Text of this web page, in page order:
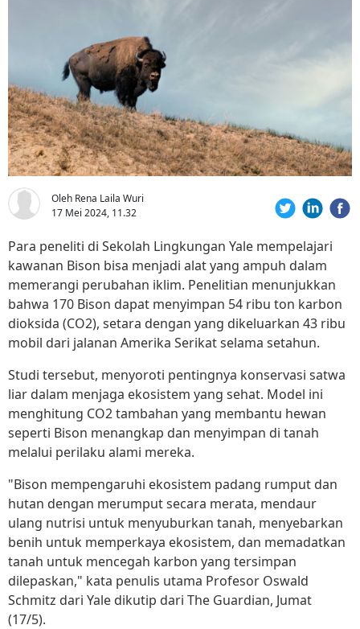
Oleh Rena Laila Wuri
17 Mei 2024, 11.32
Para peneliti di Sekolah Lingkungan Yale mempelajari
kawanan Bison bisa menjadi alat yang ampuh dalam
memerangi perubahan iklim. Penelitian menunjukkan
bahwa 170 Bison dapat menyimpan 54 ribu ton karbon
dioksida (CO2), setara dengan yang dikeluarkan 43 ribu
mobil dari jalanan Amerika Serikat selama setahun.
Studi tersebut, menyoroti pentingnya konservasi satwa
liar dalam menjaga ekosistem yang sehat. Model ini
menghitung CO2 tambahan yang membantu hewan
seperti Bison menangkap dan menyimpan di tanah
melalui perilaku alami mereka.
"Bison mempengaruhi ekosistem padang rumput dan
hutan dengan merumput secara merata, mendaur
ulang nutrisi untuk menyuburkan tanah, menyebarkan
benih untuk memperkaya ekosistem, dan memadatkan
tanah untuk mencegah karbon yang tersimpan
dilepaskan," kata penulis utama Profesor Oswald
Schmitz dari Yale dikutip dari The Guardian, Jumat
(17/5).